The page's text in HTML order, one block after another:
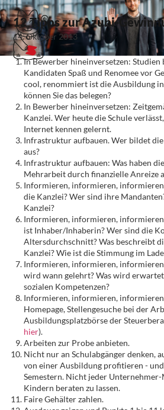
12 Tipps zur Azubi-
14. Oktober 2013
In Bewerber hineinversetzen: Studien
Kandidaten Spaß und Renomee vor
cool, renommiert ist die Ausbildung
können Sie das belegen?
In Bewerber hineinversetzen:
Kanzlei. Wer heute die Schule
Internet kennen gelernt.
Infrastruktur aufbauen. Wer bildet
aus?
Infrastruktur aufbauen: Was haben
Mehrarbeit durch finanzielle Anreize
Informieren, informieren,
die Kanzlei? Wer sind ihre
Kanzlei?
Informieren, informieren,
ist Inhaber/Inhaberin? Wer sind die
Altersdurchschnitt? Was beschreibt
Kanzlei? Wie ist die Stimmung im
Informieren, informieren,
wird wann gelehrt? Was wird
sozialen Kompetenzen?
Informieren, informieren, informieren
Homepage, Stellengesuche bei der
Ausbildungsplatzbörse der
hier).
Arbeiten zur Probe anbieten.
Nicht nur an Schulabgänger denken,
von einer Ausbildung profitieren -
Semestern. Nicht jeder
Kindern beraten zu lassen.
Faire Gehälter zahlen.